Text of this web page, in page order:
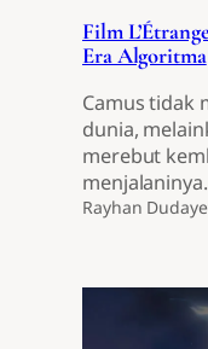
Film
Era Algoritma
Camus tidak
dunia,
merebut
menjalaninya.
Rayhan